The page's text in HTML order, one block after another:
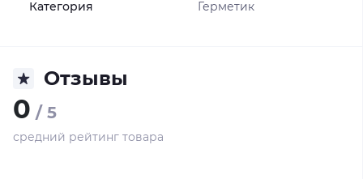
Категория Герметик
Отзывы
0 / 5
средний рейтинг товара